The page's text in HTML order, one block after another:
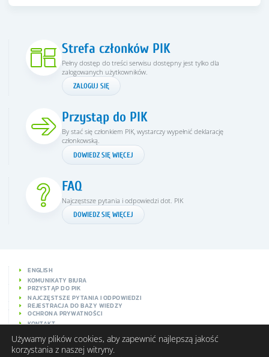
Strefa członków PIK
Pełny dostęp do treści serwisu dostępny jest tylko dla
zalogowanych użytkowników.
ZALOGUJ SIĘ
Przystąp do PIK
By stać się członkiem PIK, wystarczy wypełnić deklarację
członkowską.
DOWIEDZ SIĘ WIĘCEJ
FAQ
Najczęstsze pytania i odpowiedzi dot. PIK
DOWIEDZ SIĘ WIĘCEJ
ENGLISH
KOMUNIKATY BIURA
PRZYSTĄP DO PIK
NAJCZĘSTSZE PYTANIA I ODPOWIEDZI
REJESTRACJA DO BAZY WIEDZY
OCHRONA PRYWATNOŚCI
KONTAKT
Używamy plików cookies, aby zapewnić najlepszą jakość
korzystania z naszej witryny.